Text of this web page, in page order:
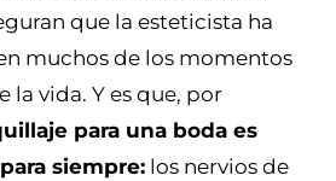
que la esteticista ha
muchos de los momentos
la vida. Y es que, por
para una boda es
siempre: los nervios de